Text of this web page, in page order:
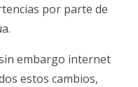
por parte de
embargo internet
estos cambios,